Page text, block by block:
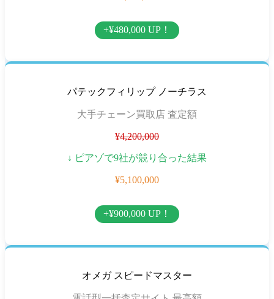
+¥480,000 UP！
パテックフィリップ ノーチラス
大手チェーン買取店 査定額
¥4,200,000
↓ ピアゾで9社が競り合った結果
¥5,100,000
+¥900,000 UP！
オメガ スピードマスター